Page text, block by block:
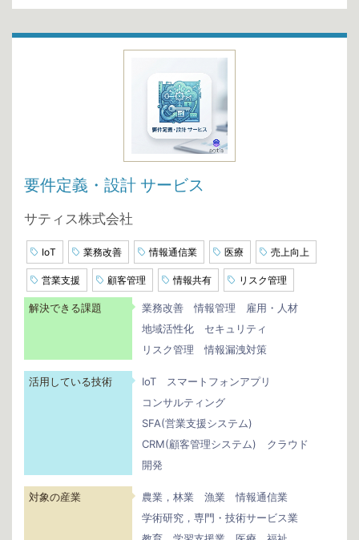
要件定義・設計 サービス
サティス株式会社
IoT 業務改善 情報通信業 医療 売上向上
営業支援 顧客管理 情報共有 リスク管理
解決できる課題 業務改善 情報管理
雇用・人材
地域活性化
セキュリティ
リスク管理
情報漏洩対策
活用している技術 IoT
スマートフォンアプリ
コンサルティング
SFA(営業支援システム)
CRM(顧客管理システム)
クラウド
開発
対象の産業 農業，林業 漁業
情報通信業
学術研究，専門・技術サービス業